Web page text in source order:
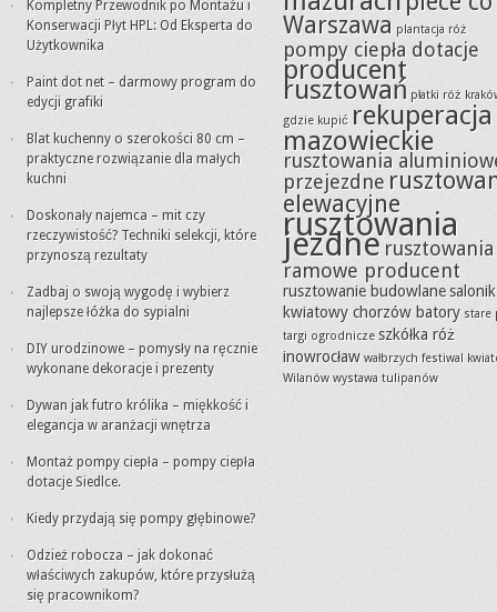
Kompletny Przewodnik po Montażu i
Konserwacji Płyt HPL: Od Eksperta do
Użytkownika
Paint dot net – darmowy program do
edycji grafiki
Blat kuchenny o szerokości 80 cm –
praktyczne rozwiązanie dla małych
kuchni
Doskonały najemca – mit czy
rzeczywistość? Techniki selekcji, które
przynoszą rezultaty
Zadbaj o swoją wygodę i wybierz
najlepsze łóżka do sypialni
DIY urodzinowe – pomysły na ręcznie
wykonane dekoracje i prezenty
Dywan jak futro królika – miękkość i
elegancja w aranżacji wnętrza
Montaż pompy ciepła – pompy ciepła
dotacje Siedlce.
Kiedy przydają się pompy głębinowe?
Odzież robocza – jak dokonać
właściwych zakupów, które przysłużą
się pracownikom?
Warszawa plantacja róż
pompy ciepła dotacje
producent
rusztowań płatki róż
gdzie kupić rekuperacja
mazowieckie
rusztowania
przejezdne
elewacyjne
rusztowania
jezdne rusztowania
ramowe producent
rusztowanie budowlanesalonik
kwiatowy chorzów batory stare
targi ogrodnicze szkółka róż
inowrocław wałbrzych festiwal
Wilanów wystawa tulipanów